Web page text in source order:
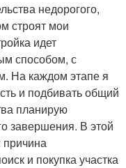
недорогого,
строят мои
идет
способом, с
На каждом этапе я
и подбивать общий
планирую
завершения. В этой
причина
и покупка участка